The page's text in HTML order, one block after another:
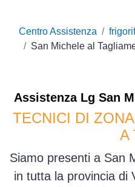
Centro Assistenza
San Michele al
Assistenza Lg San
TECNICI DI
A
Siamo presenti a San
in tutta la provincia di